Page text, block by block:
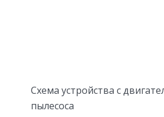
Схема устройства с
пылесоса